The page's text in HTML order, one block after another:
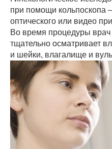
при помощи кольпоскопа
оптического или видео
Во время процедуры
тщательно осматривает
и шейки, влагалище и